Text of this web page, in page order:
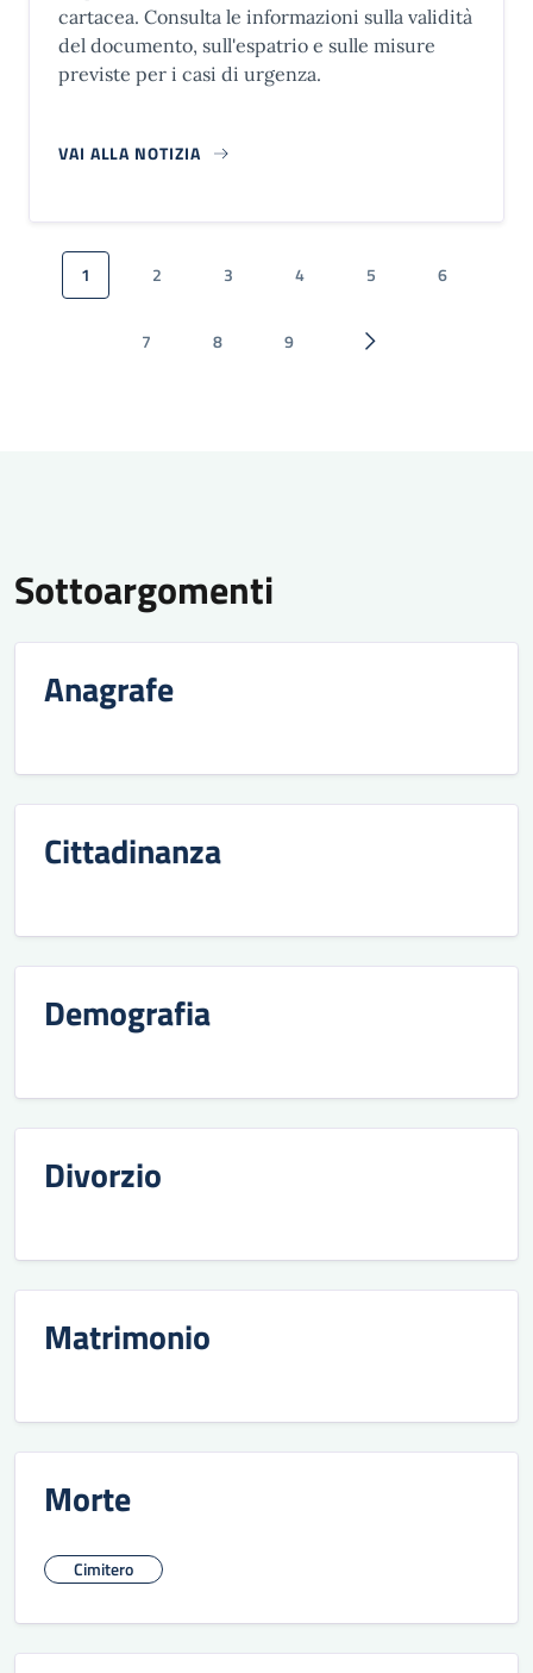
cartacea. Consulta le informazioni sulla validità
del documento, sull'espatrio e sulle misure
previste per i casi di urgenza.
VAI ALLA NOTIZIA
Paginazione
Pagina attuale
1 Pagina
2 Pagina
3 Pagina
4 Pagina
5 Pagina
6
Pagina
7 Pagina
8 Pagina
9 Pagina successiva
Sottoargomenti
Anagrafe
Cittadinanza
Demografia
Divorzio
Matrimonio
Morte
Cimitero